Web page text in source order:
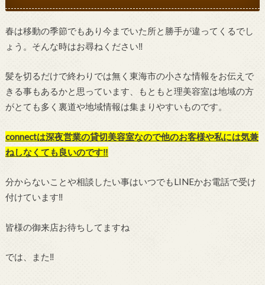
春は移動の季節でもあり今までいた所と勝手が違ってくるでし
ょう。そんな時はお尋ねください‼︎
髪を切るだけで終わりでは無く東海市の小さな情報をお伝えで
きる事もあるかと思っています、もともと理美容室は地域の方
がとても多く裏道や地域情報は集まりやすいものです。
connectは深夜営業の貸切美容室なので他のお客様や私には気兼
ねしなくても良いのです‼︎
分からないことや相談したい事はいつでもLINEかお電話で受け
付けています‼︎
皆様の御来店お待ちしてますね
では、また‼︎